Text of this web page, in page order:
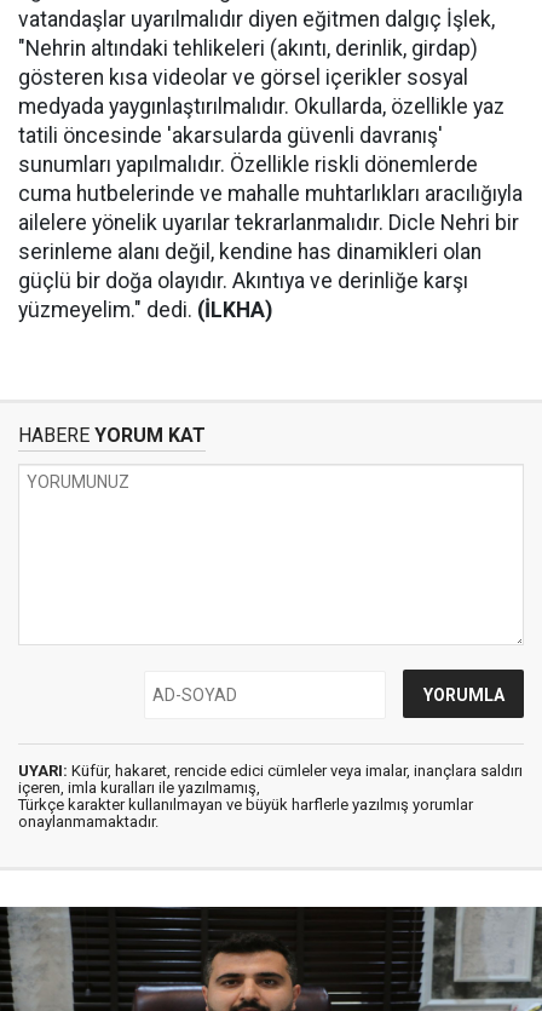
vatandaşlar uyarılmalıdır diyen eğitmen dalgıç İşlek,
"Nehrin altındaki tehlikeleri (akıntı, derinlik, girdap)
gösteren kısa videolar ve görsel içerikler sosyal
medyada yaygınlaştırılmalıdır. Okullarda, özellikle yaz
tatili öncesinde 'akarsularda güvenli davranış'
sunumları yapılmalıdır. Özellikle riskli dönemlerde
cuma hutbelerinde ve mahalle muhtarlıkları aracılığıyla
ailelere yönelik uyarılar tekrarlanmalıdır. Dicle Nehri bir
serinleme alanı değil, kendine has dinamikleri olan
güçlü bir doğa olayıdır. Akıntıya ve derinliğe karşı
yüzmeyelim." dedi. (İLKHA)
HABERE YORUM KAT
UYARI: Küfür, hakaret, rencide edici cümleler veya imalar, inançlara saldırı
içeren, imla kuralları ile yazılmamış,
Türkçe karakter kullanılmayan ve büyük harflerle yazılmış yorumlar
onaylanmamaktadır.